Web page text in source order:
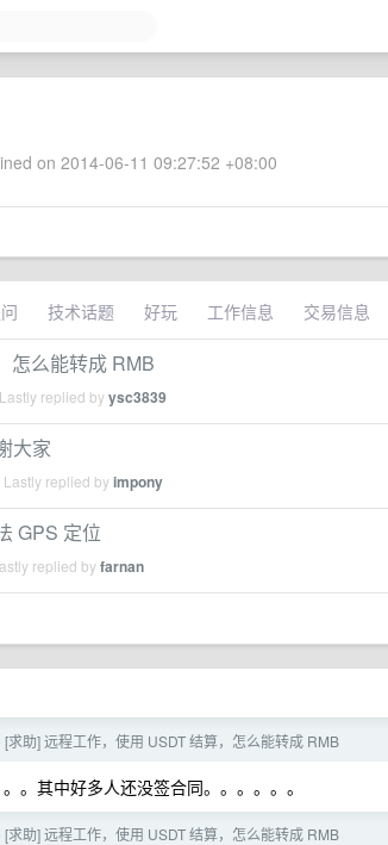
on 2014-06-11 09:27:52 +08:00
技术话题 好玩 工作信息 交易信息
怎么能转成 RMB
replied byysc3839
大家
Lastly replied byimpony
GPS 定位
replied byfarnan
[求助] 远程工作，使用 USDT 结算，怎么能转成 RMB
。其中好多人还没签合同。。。。。。
[求助] 远程工作，使用 USDT 结算，怎么能转成 RMB